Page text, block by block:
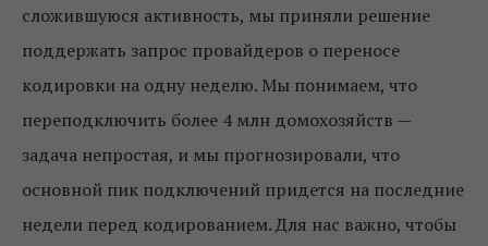
сложившуюся активность, мы приняли решение
поддержать запрос провайдеров о переносе
кодировки на одну неделю. Мы понимаем, что
переподключить более 4 млн домохозяйств —
задача непростая, и мы прогнозировали, что
основной пик подключений придется на последние
недели перед кодированием. Для нас важно, чтобы